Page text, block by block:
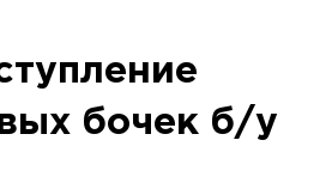
бочек б/у